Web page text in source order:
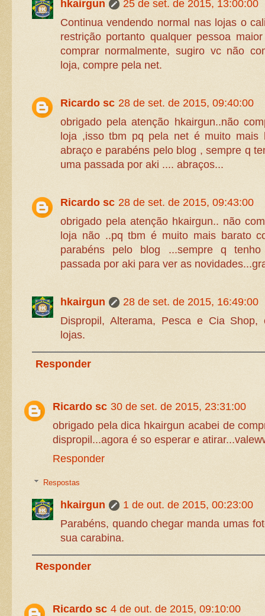
hkairgun
25 de set. de 2015, 13:00:00
Continua vendendo normal nas lojas o
restrição portanto qualquer pessoa
comprar normalmente, sugiro vc não
loja, compre pela net.
Ricardo sc 28 de set. de 2015, 09:40:00
obrigado pela atenção hkairgun..não
loja ,isso tbm pq pela net é muito mais
abraço e parabéns pelo blog , sempre q
uma passada por aki .... abraços...
Ricardo sc 28 de set. de 2015, 09:43:00
obrigado pela atenção hkairgun.. não
loja não ..pq tbm é muito mais barato
parabéns pelo blog ...sempre q
passada por aki para ver as
hkairgun
28 de set. de 2015, 16:49:00
Dispropil, Alterama, Pesca e Cia Shop,
lojas.
Responder
Ricardo sc 30 de set. de 2015, 23:31:00
obrigado pela dica hkairgun acabei de
dispropil...agora é so esperar e
Responder
Respostas
hkairgun
1 de out. de 2015, 00:23:00
Parabéns, quando chegar manda umas
sua carabina.
Responder
Ricardo sc 4 de out. de 2015, 09:10:00